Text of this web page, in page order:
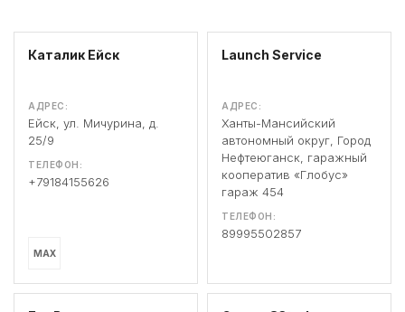
Каталик Ейск
АДРЕС:
Ейск, ул. Мичурина, д.
25/9
ТЕЛЕФОН:
+79184155626
MAX
Launch Service
АДРЕС:
Ханты-Мансийский
автономный округ, Город
Нефтеюганск, гаражный
кооператив «Глобус»
гараж 454
ТЕЛЕФОН:
89995502857